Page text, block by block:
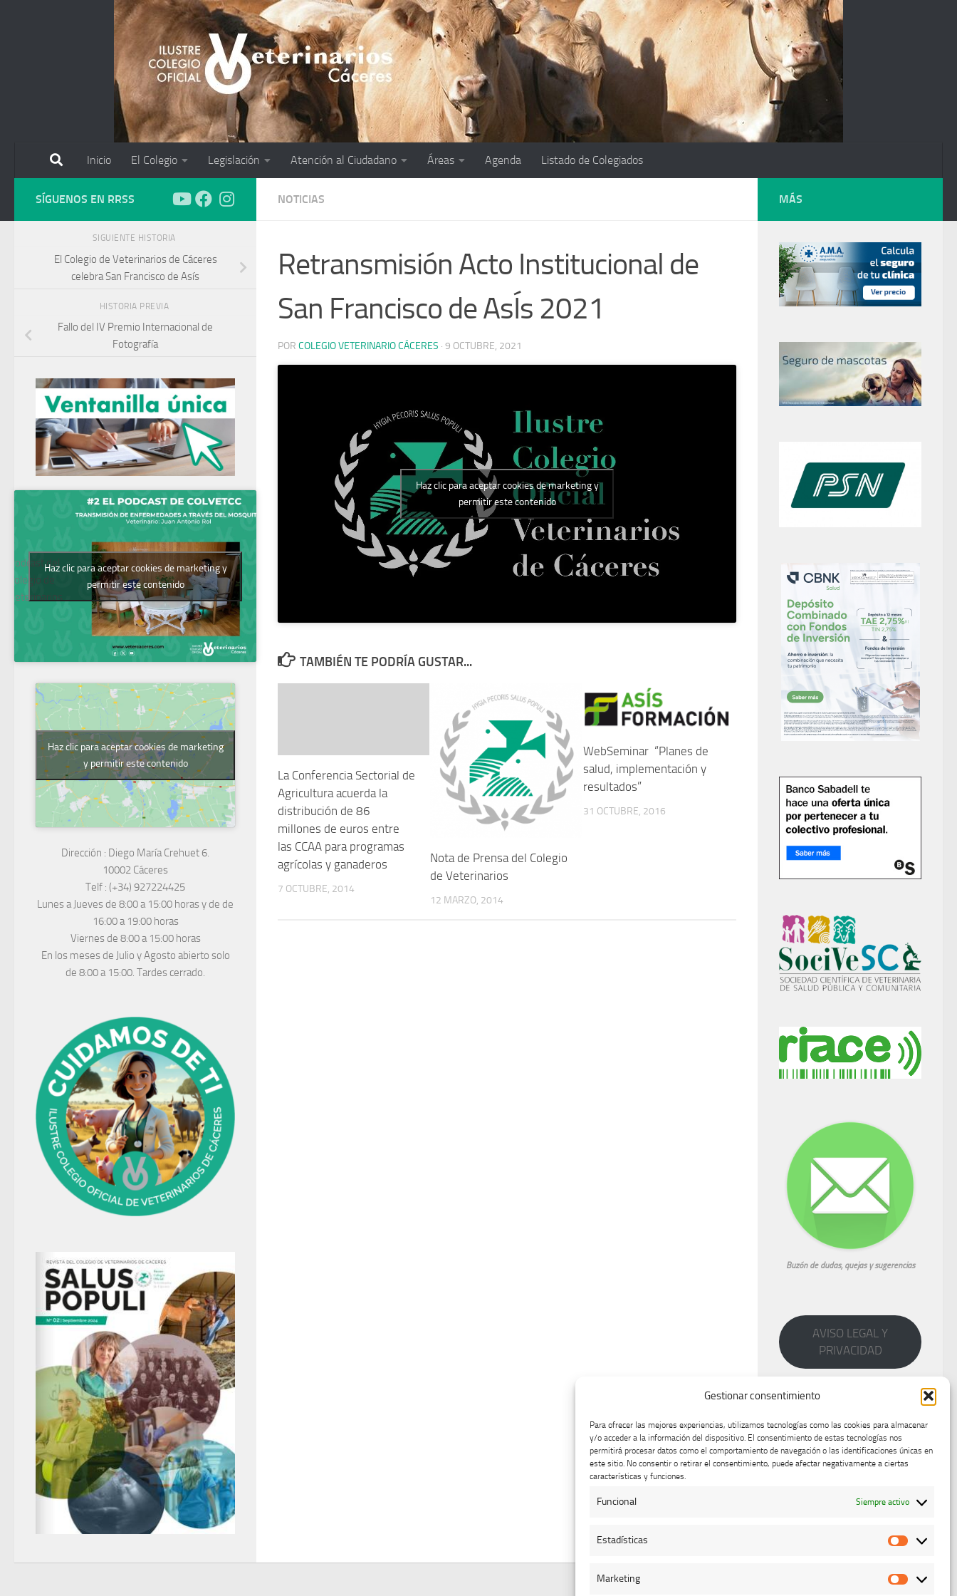
Gestionar consentimiento
Para ofrecer las mejores experiencias, utilizamos tecnologías como las cookies para almacenar
y/o acceder a la información del dispositivo. El consentimiento de estas tecnologías nos
permitirá procesar datos como el comportamiento de navegación o las identificaciones únicas en
este sitio. No consentir o retirar el consentimiento, puede afectar negativamente a ciertas
características y funciones.
Funcional Siempre activo
Estadísticas
Marketing
Marketing
Inicio El Colegio Legislación Atención al Ciudadano Áreas Agenda Listado de Colegiados
NOTICIAS
Retransmisión Acto Institucional de
San Francisco de AsÍs 2021
POR COLEGIO VETERINARIO CÁCERES · 9 OCTUBRE, 2021
Haz clic para aceptar cookies de marketing y
permitir este contenido
TAMBIÉN TE PODRÍA GUSTAR...
La Conferencia Sectorial de
Agricultura acuerda la
distribución de 86
millones de euros entre
las CCAA para programas
agrícolas y ganaderos
7 OCTUBRE, 2014
Nota de Prensa del Colegio
de Veterinarios
12 MARZO, 2014
WebSeminar “Planes de
salud, implementación y
resultados”
31 OCTUBRE, 2016
SÍGUENOS EN RRSS
SIGUIENTE HISTORIA
El Colegio de Veterinarios de Cáceres
celebra San Francisco de Asís
HISTORIA PREVIA
Fallo del IV Premio Internacional de
Fotografía
Podcast del
Colegio de
Veterinarios
Haz clic para aceptar cookies de marketing y
permitir este contenido
Haz clic para aceptar cookies de marketing
y permitir este contenido
Dirección : Diego María Crehuet 6.
10002 Cáceres
Telf : (+34) 927224425
Lunes a Jueves de 8:00 a 15:00 horas y de de
16:00 a 19:00 horas
Viernes de 8:00 a 15:00 horas
En los meses de Julio y Agosto abierto solo
de 8:00 a 15:00. Tardes cerrado.
MÁS
Buzón de dudas, quejas y sugerencias
AVISO LEGAL Y
PRIVACIDAD